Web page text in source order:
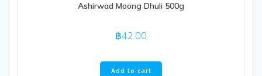
Ashirwad Moong Dhuli 500g
฿42.00
Add to cart